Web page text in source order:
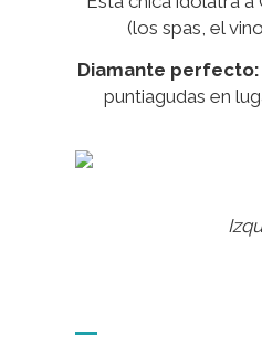
(los spas, el
Diamante
puntiagudas en